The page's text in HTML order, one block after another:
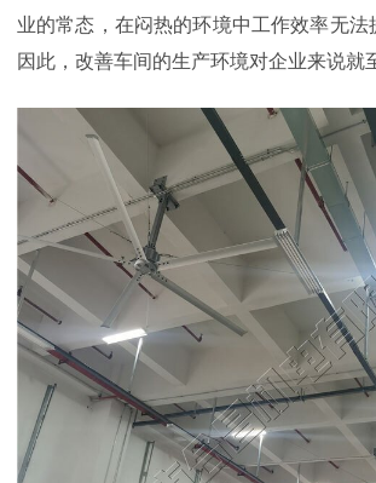
业的常态，在闷热的环境中工作效率无法
因此，改善车间的生产环境对企业来说就